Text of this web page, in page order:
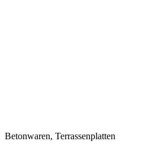
Betonwaren, Terrassenplatten